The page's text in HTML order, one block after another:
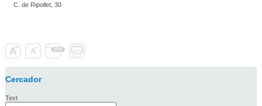
C. de Ripollet, 30
Cercador
Text